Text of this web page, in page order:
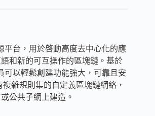
平台，用於啓動高度去中心化的應
和新的可互操作的區塊鏈。基於
可以輕鬆創建功能強大，可靠且安
雜規則集的自定義區塊鏈網絡，
公共子網上建造。